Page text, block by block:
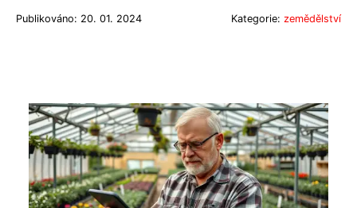
Publikováno: 20. 01. 2024 Kategorie: zemědělství